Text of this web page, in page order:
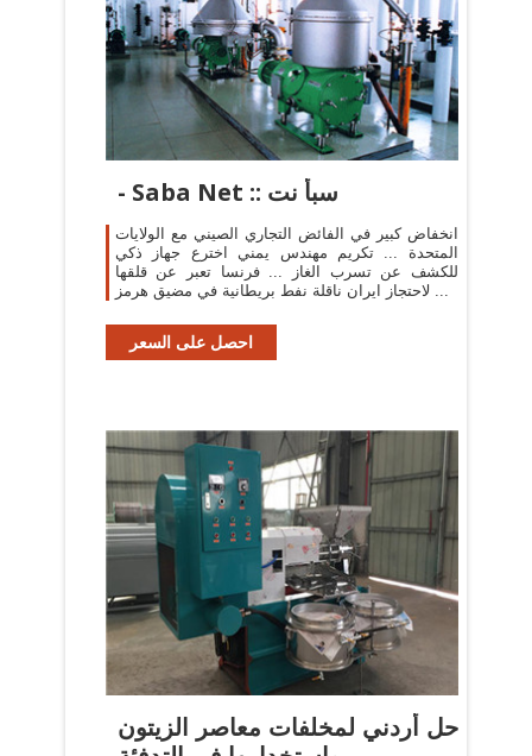
- Saba Net :: سبأ نت
انخفاض كبير في الفائض التجاري الصيني مع الولايات
المتحدة ... تكريم مهندس يمني اخترع جهاز ذكي
للكشف عن تسرب الغاز ... فرنسا تعبر عن قلقها
لاحتجاز ايران ناقلة نفط بريطانية في مضيق هرمز ...
احصل على السعر
حل أردني لمخلفات معاصر الزيتون